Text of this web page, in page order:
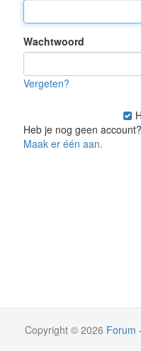
Wachtwoord
Vergeten?
Heb je nog geen account?
Maak er één aan.
Copyright © 2026 Forum